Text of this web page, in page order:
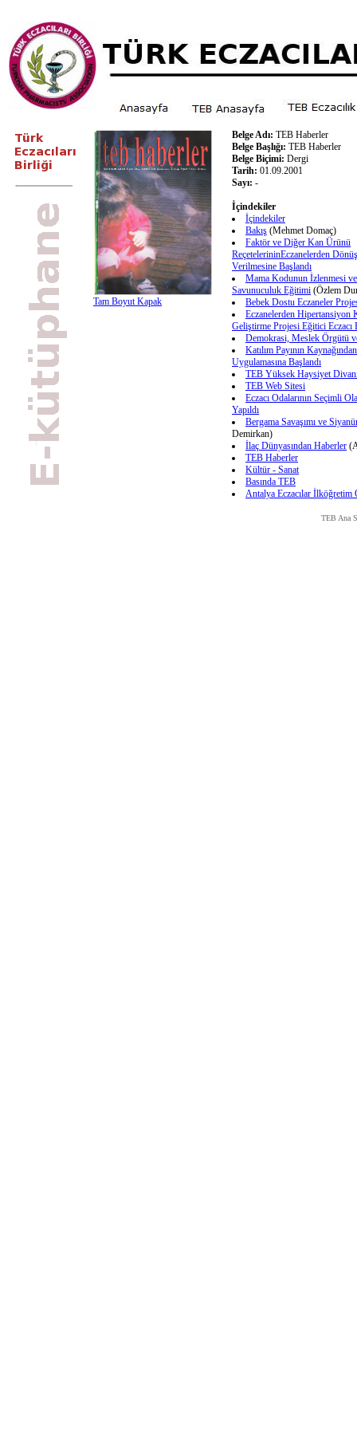
Tam Boyut Kapak
Belge Adı: TEB Haberler
Belge Başlığı: TEB Haberler
Belge Biçimi: Dergi
Tarih: 01.09.2001
Sayı: -
İçindekiler
İçindekiler
Bakış (Mehmet Domaç)
Faktör ve Diğer Kan Ürünü
ReçetelerininEczanelerden
Verilmesine Başlandı
Mama Kodunun İzlenmesi
Savunuculuk Eğitimi (Özlem
Bebek Dostu Eczaneler
Eczanelerden Hipertansiyon
Geliştirme Projesi Eğitici Eczacı
Demokrasi, Meslek Örgütü
Katılım Payının
Uygulamasına Başlandı
TEB Yüksek Haysiyet Divanı
TEB Web Sitesi
Eczacı Odalarının Seçimli
Yapıldı
Bergama Savaşımı ve
Demirkan)
İlaç Dünyasından Haberler
TEB Haberler
Kültür - Sanat
Basında TEB
Antalya Eczacılar İlköğretim
TEB Ana